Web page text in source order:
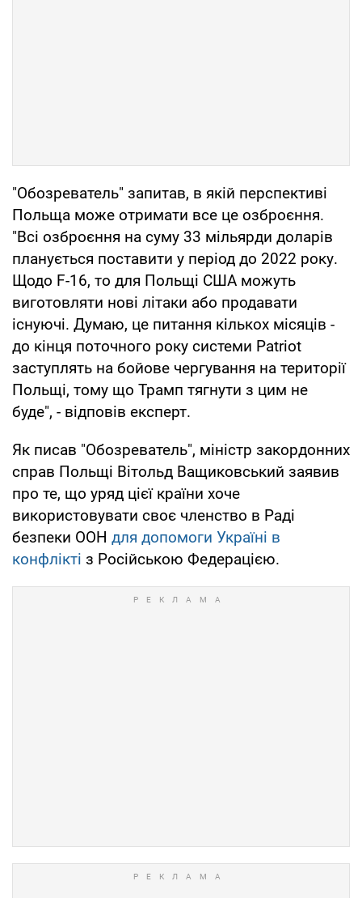
"Обозреватель" запитав, в якій перспективі
Польща може отримати все це озброєння.
"Всі озброєння на суму 33 мільярди доларів
планується поставити у період до 2022 року.
Щодо F-16, то для Польщі США можуть
виготовляти нові літаки або продавати
існуючі. Думаю, це питання кількох місяців -
до кінця поточного року системи Patriot
заступлять на бойове чергування на території
Польщі, тому що Трамп тягнути з цим не
буде", - відповів експерт.
Як писав "Обозреватель", міністр закордонних
справ Польщі Вітольд Ващиковський заявив
про те, що уряд цієї країни хоче
використовувати своє членство в Раді
безпеки ООН для допомоги Україні в
конфлікті з Російською Федерацією.